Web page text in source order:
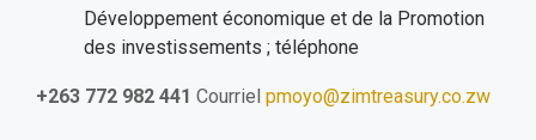
Développement économique et de la Promotion
des investissements ; téléphone
+263 772 982 441 Courriel pmoyo@zimtreasury.co.zw